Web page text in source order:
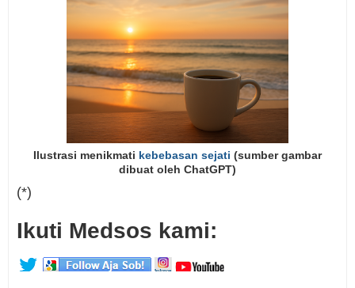
Ilustrasi menikmati kebebasan sejati (sumber gambar
dibuat oleh ChatGPT)
(*)
Ikuti Medsos kami: